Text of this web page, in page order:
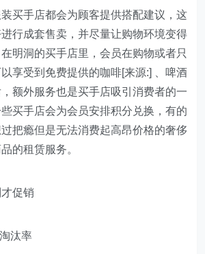
手店都会为顾客提供搭配建议，这
行成套售卖，并尽量让购物环境变得
明洞的买手店里，会员在购物或者只
享受到免费提供的咖啡[来源:] 、啤酒
额外服务也是买手店吸引消费者的一
买手店会为会员安排积分兑换，有的
把瘾但是无法消费起高昂价格的奢侈
的租赁服务。
促销
汰率